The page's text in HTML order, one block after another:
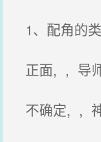
1、配角的类
正面, , 导师
不确定, , 神